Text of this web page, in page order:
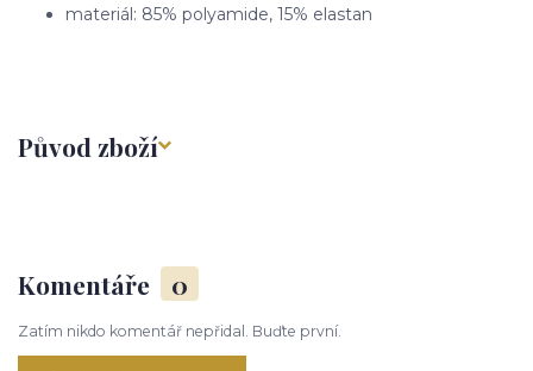
materiál: 85% polyamide, 15% elastan
Původ zboží
Komentáře 0
Zatím nikdo komentář nepřidal. Buďte první.